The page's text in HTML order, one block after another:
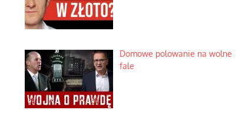
Domowe polowanie na wolne
fale